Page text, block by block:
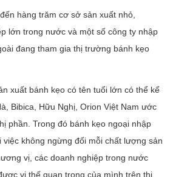
hàng trăm cơ sở sản xuất nhỏ,
lớn trong nước và một số công ty nhập
đang tham gia thị trường bánh kẹo
xuất bánh kẹo có tên tuổi lớn có thể kể
Bibica, Hữu Nghị, Orion Việt Nam ước
phần. Trong đó bánh kẹo ngoại nhập
việc không ngừng đổi mỗi chất lượng sản
vị, các doanh nghiệp trong nước
vị thế quan trọng của mình trên thị